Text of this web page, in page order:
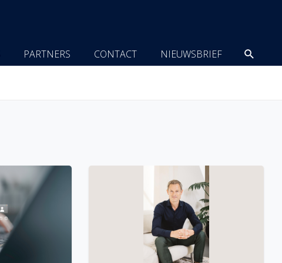
PARTNERS CONTACT NIEUWSBRIEF